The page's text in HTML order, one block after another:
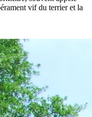
vif du terrier et la